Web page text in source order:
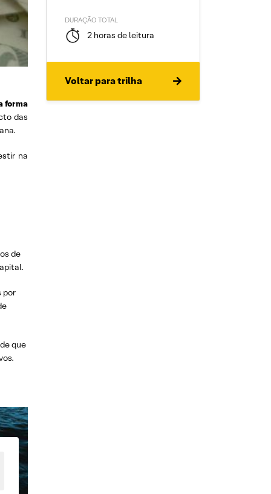
forma
das
na
de
por
que
DURAÇÃO TOTAL
2 horas de leitura
Voltar para trilha